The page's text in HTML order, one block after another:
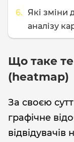
Які зміни
аналізу
Що таке
(heatmap)
За своєю
графічне
відвідувачів